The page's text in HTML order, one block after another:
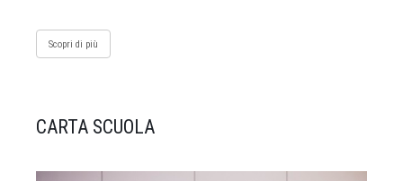
Scopri di più
CARTA SCUOLA